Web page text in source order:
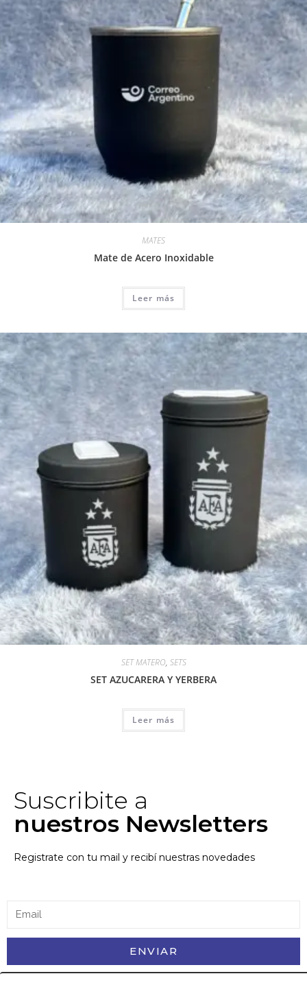
MATES
Mate de Acero Inoxidable
Leer más
SET MATERO, SETS
SET AZUCARERA Y YERBERA
Leer más
Suscribite a
nuestros Newsletters
Registrate con tu mail y recibí nuestras novedades
ENVIAR